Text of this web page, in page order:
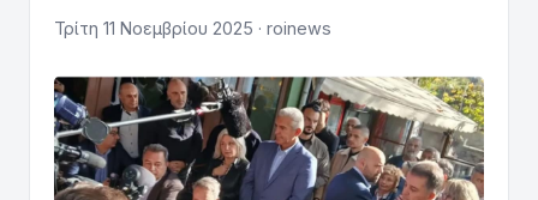
Τρίτη 11 Νοεμβρίου 2025 · roinews